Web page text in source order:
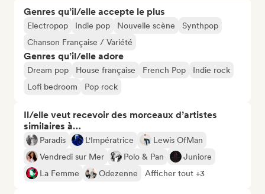
Genres qu’il/elle accepte le plus
Electropop Indie pop Nouvelle scène
Synthpop
Chanson Française / Variété
Genres qu’il/elle adore
Dream pop House française French Pop
Indie rock
Lofi bedroom
Pop rock
Il/elle veut recevoir des morceaux d’artistes
similaires à…
Paradis L'Impératrice
Lewis OfMan
Vendredi sur Mer
Polo & Pan
Juniore
La Femme
Odezenne Afficher tout +3